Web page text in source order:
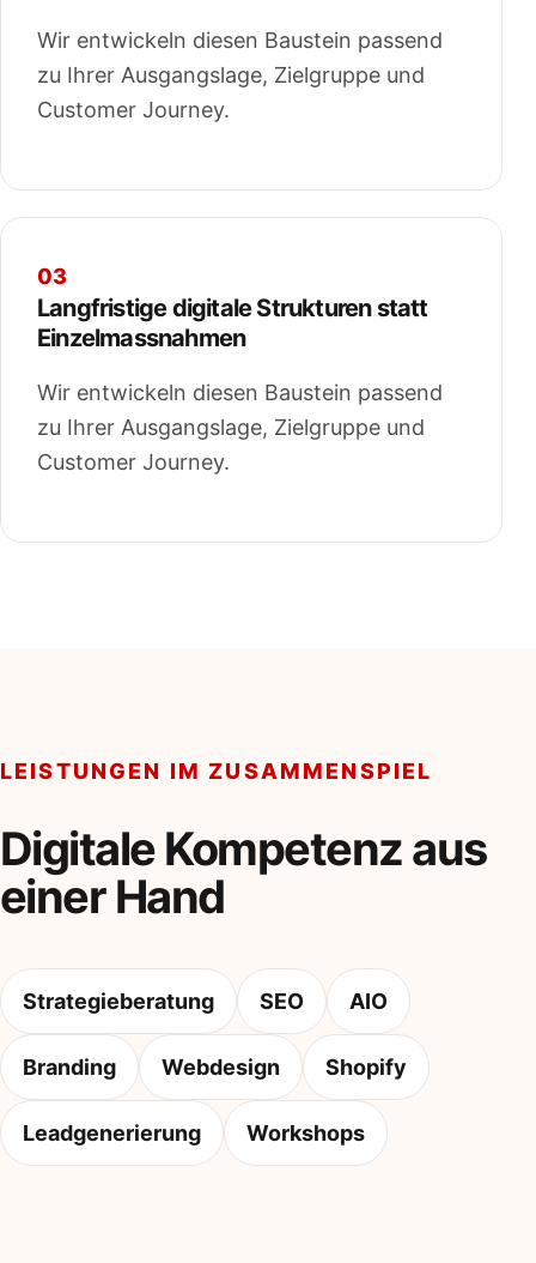
Wir entwickeln diesen Baustein passend
zu Ihrer Ausgangslage, Zielgruppe und
Customer Journey.
03
Langfristige digitale Strukturen statt
Einzelmassnahmen
Wir entwickeln diesen Baustein passend
zu Ihrer Ausgangslage, Zielgruppe und
Customer Journey.
LEISTUNGEN IM ZUSAMMENSPIEL
Digitale Kompetenz aus
einer Hand
Strategieberatung SEO AIO
Branding Webdesign Shopify
Leadgenerierung Workshops